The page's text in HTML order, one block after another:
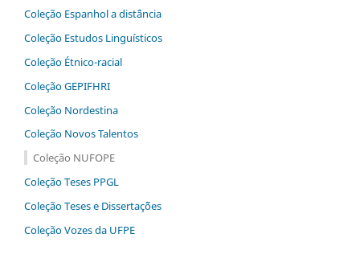
Coleção Espanhol a distˆância
Coleção Estudos Linguísticos
Coleção Étnico-racial
Coleção GEPIFHRI
Coleção Nordestina
Coleção Novos Talentos
Coleção NUFOPE
Coleção Teses PPGL
Coleção Teses e Dissertaç˜ões
Coleção Vozes da UFPE